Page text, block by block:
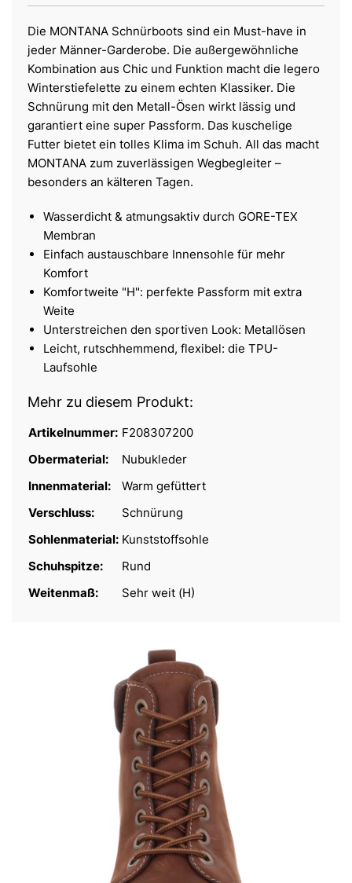
Die MONTANA Schnürboots sind ein Must-have in
jeder Männer-Garderobe. Die außergewöhnliche
Kombination aus Chic und Funktion macht die legero
Winterstiefelette zu einem echten Klassiker. Die
Schnürung mit den Metall-Ösen wirkt lässig und
garantiert eine super Passform. Das kuschelige
Futter bietet ein tolles Klima im Schuh. All das macht
MONTANA zum zuverlässigen Wegbegleiter –
besonders an kälteren Tagen.
Wasserdicht & atmungsaktiv durch GORE-TEX
Membran
Einfach austauschbare Innensohle für mehr
Komfort
Komfortweite "H": perfekte Passform mit extra
Weite
Unterstreichen den sportiven Look: Metallösen
Leicht, rutschhemmend, flexibel: die TPU-
Laufsohle
Mehr zu diesem Produkt:
Artikelnummer: F208307200
Obermaterial:
Nubukleder
Innenmaterial:
Warm gefüttert
Verschluss:
Schnürung
Sohlenmaterial: Kunststoffsohle
Schuhspitze:
Rund
Weitenmaß:
Sehr weit (H)